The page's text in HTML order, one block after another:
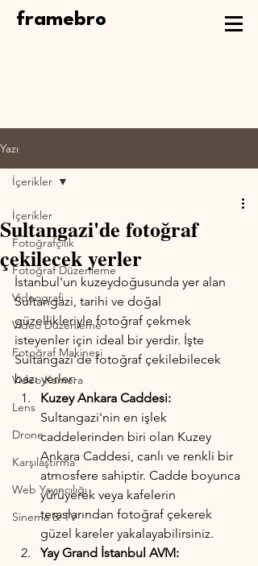
framebro
Yazı
İçerikler
Fotoğrafçılık
Fotoğraf Düzenleme
Videografi
Video Düzenleme
Fotoğraf Makinesi
Video Kamera
Lens
Drone
Karşılaştırma
Web Yayıncılığı
Sinema & TV
İçerikler
Sultangazi'de fotoğraf
çekilecek yerler
İstanbul'un kuzeydoğusunda yer alan
Sultangazi, tarihi ve doğal
güzellikleriyle fotoğraf çekmek
isteyenler için ideal bir yerdir. İşte
Sultangazi'de fotoğraf çekilebilecek
bazı yerler:
Kuzey Ankara Caddesi:
Sultangazi'nin en işlek
caddelerinden biri olan Kuzey
Ankara Caddesi, canlı ve renkli bir
atmosfere sahiptir. Cadde boyunca
yürüyerek veya kafelerin
teraslarından fotoğraf çekerek
güzel kareler yakalayabilirsiniz.
Yay Grand İstanbul AVM: